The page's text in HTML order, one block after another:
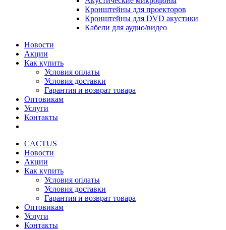
Кронштейны для проекторов
Кронштейны для DVD акустики
Кабели для аудио/видео
Новости
Акции
Как купить
Условия оплаты
Условия доставки
Гарантия и возврат товара
Оптовикам
Услуги
Контакты
CACTUS
Новости
Акции
Как купить
Условия оплаты
Условия доставки
Гарантия и возврат товара
Оптовикам
Услуги
Контакты